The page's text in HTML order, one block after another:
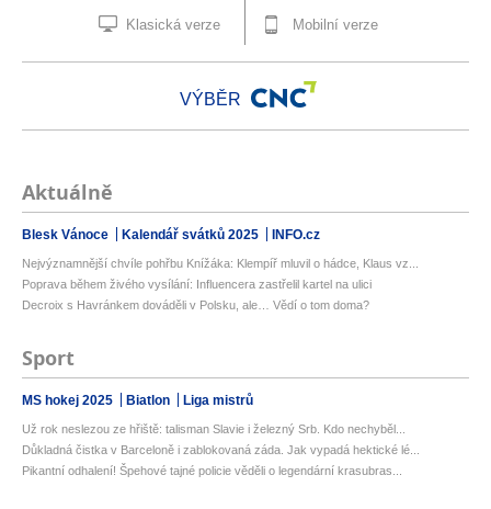
Klasická verze Mobilní verze
VÝBĚR
Aktuálně
Blesk Vánoce Kalendář svátků 2025 INFO.cz
Nejvýznamnější chvíle pohřbu Knížáka: Klempíř mluvil o hádce, Klaus vz...
Poprava během živého vysílání: Influencera zastřelil kartel na ulici
Decroix s Havránkem dováděli v Polsku, ale… Vědí o tom doma?
Sport
MS hokej 2025 Biatlon Liga mistrů
Už rok neslezou ze hřiště: talisman Slavie i železný Srb. Kdo nechyběl...
Důkladná čistka v Barceloně i zablokovaná záda. Jak vypadá hektické lé...
Pikantní odhalení! Špehové tajné policie věděli o legendární krasubras...